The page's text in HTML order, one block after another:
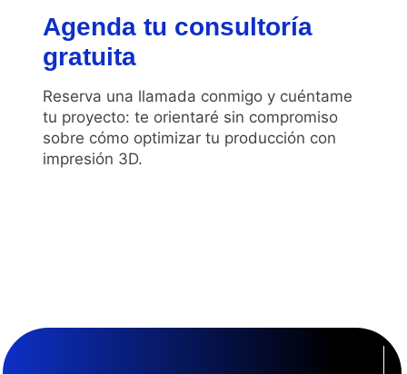
Agenda tu consultoría
gratuita
Reserva una llamada conmigo y cuéntame
tu proyecto: te orientaré sin compromiso
sobre cómo optimizar tu producción con
impresión 3D.